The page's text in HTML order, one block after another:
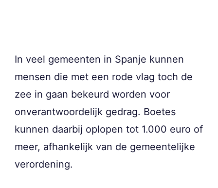
In veel gemeenten in Spanje kunnen
mensen die met een rode vlag toch de
zee in gaan bekeurd worden voor
onverantwoordelijk gedrag. Boetes
kunnen daarbij oplopen tot 1.000 euro of
meer, afhankelijk van de gemeentelijke
verordening.